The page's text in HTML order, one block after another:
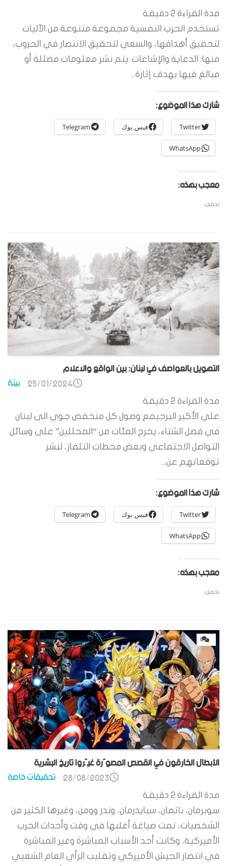
مدة القراءة 2 دقيقة
تستخدم الحرب النفسية مجموعة متنوعة من الآليات
لتحقيق أهدافها، والسعي لتحقيق الانتصار في الحروب،
منها: الدعاية والإشاعات: يتم نشر معلومات مضللة أو
مبالغ فيها بهدف إثارة...
شارك هذا الموضوع:
Twitter فيس بوك Telegram
WhatsApp
معجب بهذه:
تحميل...
التهويل بالعواصف في لبنان: بين الواقع والاعلام
بيئة 25/01/2024
مدة القراءة 2 دقيقة
علي الأكبر البرجيمع وصول كل منخفض جوي الى لبنان
في فصل الشتاء، يخرج المئات من “المحللين” على وسائل
التواصل الاجتماعي وبعض محطات التلفاز، لنشر
توقعاتهم عن...
شارك هذا الموضوع:
Twitter فيس بوك Telegram
WhatsApp
معجب بهذه:
تحميل...
0
الأبطال الخارقون في القصص المصوّرة غيّروا تاريخ البشرية
تحقيقات خاصة 28/08/2023
مدة القراءة 2 دقيقة
سوبرمان، باتمان، سبايدرمان، وندر وومن، وغيرها الكثير من
الشخصيات، تمت صياغة أغلبها في وقت وأحداث الحرب
الأميركية، وكانت أحد الأسباب المباشرة وغير المباشرة
في انتصار الجيش الأميركي وتقليب الرأي العام الشعبي